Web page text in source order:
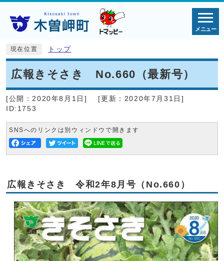
メニュー
現在位置 トップ
広報きそさき No.660（最新号）
[公開： 2020年8月1日 ] [更新： 2020年7月31日 ]
ID:1753
SNSへのリンクは別ウィンドウで開きます
広報きそさき 令和2年8月号（No.660）